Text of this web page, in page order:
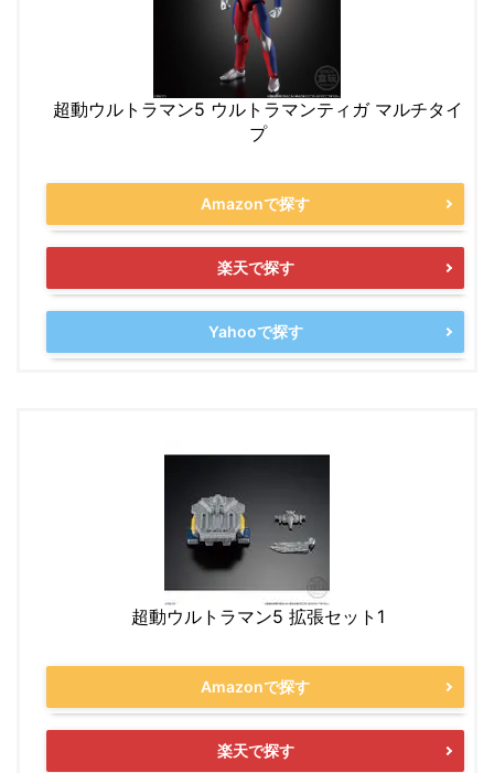
超動ウルトラマン5 ウルトラマンティガ マルチタイ
プ
Amazonで探す
楽天で探す
Yahooで探す
超動ウルトラマン5 拡張セット1
Amazonで探す
楽天で探す